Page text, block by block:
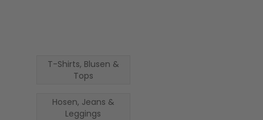
T-Shirts, Blusen &
Tops
Hosen, Jeans &
Leggings